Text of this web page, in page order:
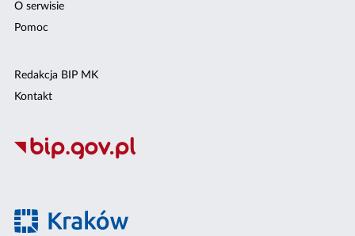
O serwisie
Pomoc
Redakcja BIP MK
Kontakt